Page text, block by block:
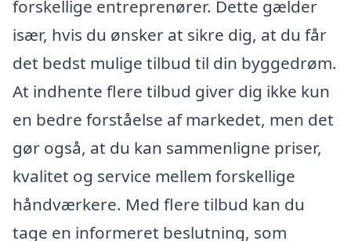
forskellige entreprenører. Dette gælder
især, hvis du ønsker at sikre dig, at du får
det bedst mulige tilbud til din byggedrøm.
At indhente flere tilbud giver dig ikke kun
en bedre forståelse af markedet, men det
gør også, at du kan sammenligne priser,
kvalitet og service mellem forskellige
håndværkere. Med flere tilbud kan du
tage en informeret beslutning, som